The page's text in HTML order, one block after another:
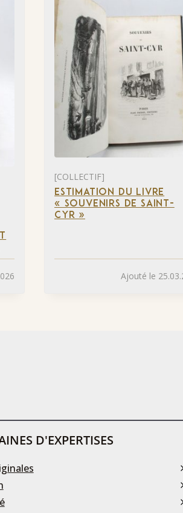
[COLLECTIF]
ESTIMATION DU LIVRE
« SOUVENIRS DE SAINT-
CYR »
Ajouté le
D'EXPERTISES